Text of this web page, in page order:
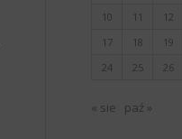
10
11 12
17
18 19
24
25 26
« sie paź »